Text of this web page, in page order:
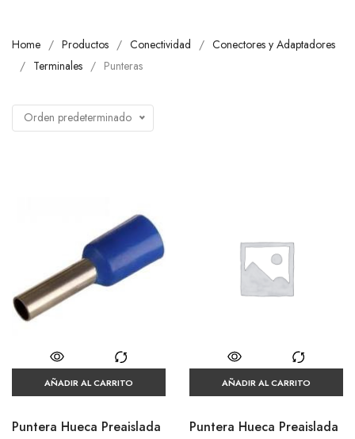
Home Productos Conectividad
Conectores y Adaptadores
Terminales
Punteras
Orden predeterminado
AÑADIR AL CARRITO
Puntera Hueca Preaislada
AÑADIR AL CARRITO
Puntera Hueca Preaislada